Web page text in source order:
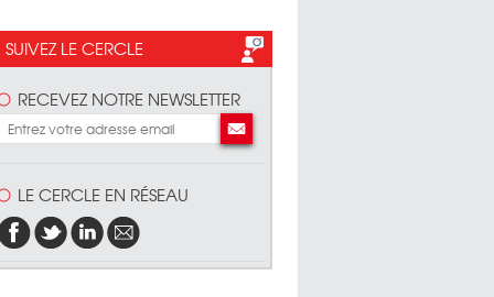
SUIVEZ LE CERCLE
RECEVEZ NOTRE NEWSLETTER
LE CERCLE EN RÉSEAU